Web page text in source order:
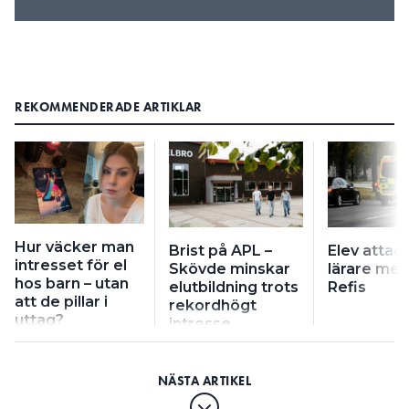
Hans Kilander är yrkeslärare som har undervisat på
gymansiet, komvux, YH och inom industrin. Sven
Spiegelberg är läromedelsförfattare som skrivit Ellära 2.0
Pro och tagit fram mätövningar och labbutrustning för
undervisning.
MEN ALLA HÅLLER INTE ME. Kritikerna tycker att hans
REKOMMENDERADE ARTIKLAR
Hur väcker man
intresset för el
hos barn – utan
att de pillar i
uttag?
Brist på APL –
Skövde minskar
elutbildning trots
rekordhögt
intresse
Elev
lärare
Refis